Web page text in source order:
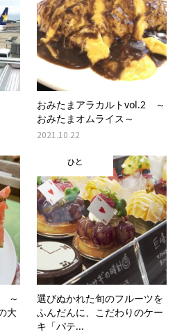
おみたまアラカルトvol.2 ～
おみたまオムライス～
2021.10.22
～
大
ひと
選びぬかれた旬のフルーツを
ふんだんに、こだわりのケー
キ「パテ...